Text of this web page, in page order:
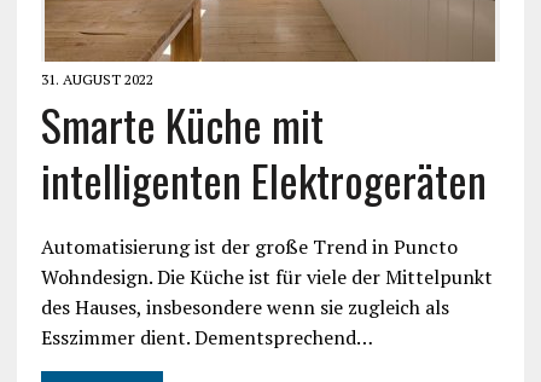
31. AUGUST 2022
Smarte Küche mit
intelligenten Elektrogeräten
Automatisierung ist der große Trend in Puncto
Wohndesign. Die Küche ist für viele der Mittelpunkt
des Hauses, insbesondere wenn sie zugleich als
Esszimmer dient. Dementsprechend…